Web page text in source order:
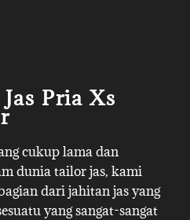
Pria Xs
cukup lama dan
dunia tailor jas, kami
dari jahitan jas yang
yang sangat-sangat